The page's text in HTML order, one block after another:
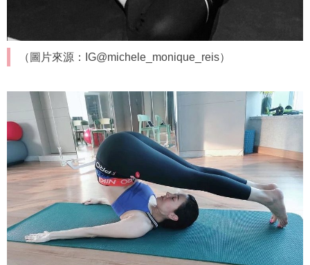
（圖片來源：IG@michele_monique_reis）